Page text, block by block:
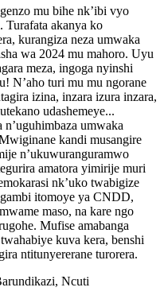
mu bihe nk’ibi vyo
Turafata akanya ko
kurangiza neza umwaka
wa 2024 mu mahoro. Uyu
meza, ingoga nyinshi
N’aho turi mu mu ngorane
izina, inzara izura inzara,
udashemeye...
umwaka
kandi musangire
n’ukuwuranguramwo
amatora yimirije muri
nk’uko twabigize
itomoye ya CNDD,
maso, na kare ngo
Mufise amabanga
kuva kera, benshi
ntitunyererane turorera.
Ncuti